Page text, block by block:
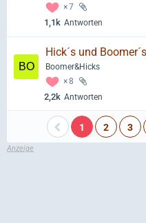
7
Antworten
1,1k
Hick´s und
8
Boomer&Hicks
Antworten
2,2k
1 2 3